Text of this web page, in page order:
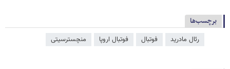
برچسب‌ها
رئال مادرید فوتبال فوتبال اروپا منچسترسیتی